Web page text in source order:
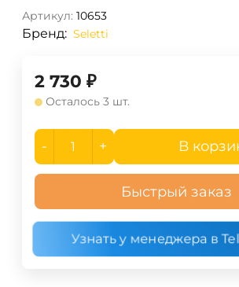
Артикул: 10653
Бренд: Seletti
2 730 ₽
Осталось 3 шт.
- + В
Быстрый заказ
Узнать у менеджера в